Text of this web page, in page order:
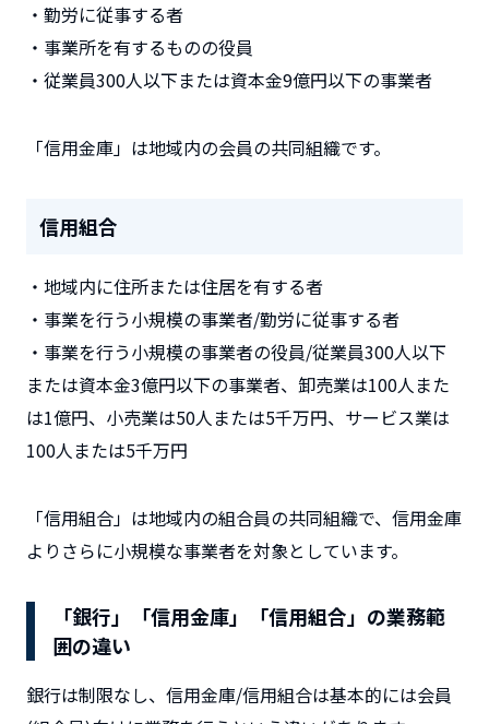
・勤労に従事する者
・事業所を有するものの役員
・従業員300人以下または資本金9億円以下の事業者
「信用金庫」は地域内の会員の共同組織です。
信用組合
・地域内に住所または住居を有する者
・事業を行う小規模の事業者/勤労に従事する者
・事業を行う小規模の事業者の役員/従業員300人以下
または資本金3億円以下の事業者、卸売業は100人また
は1億円、小売業は50人または5千万円、サービス業は
100人または5千万円
「信用組合」は地域内の組合員の共同組織で、信用金庫
よりさらに小規模な事業者を対象としています。
「銀行」「信用金庫」「信用組合」の業務範
囲の違い
銀行は制限なし、信用金庫/信用組合は基本的には会員